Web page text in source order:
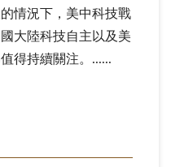
情況下，美中科技戰
大陸科技自主以及美
得持續關注。......